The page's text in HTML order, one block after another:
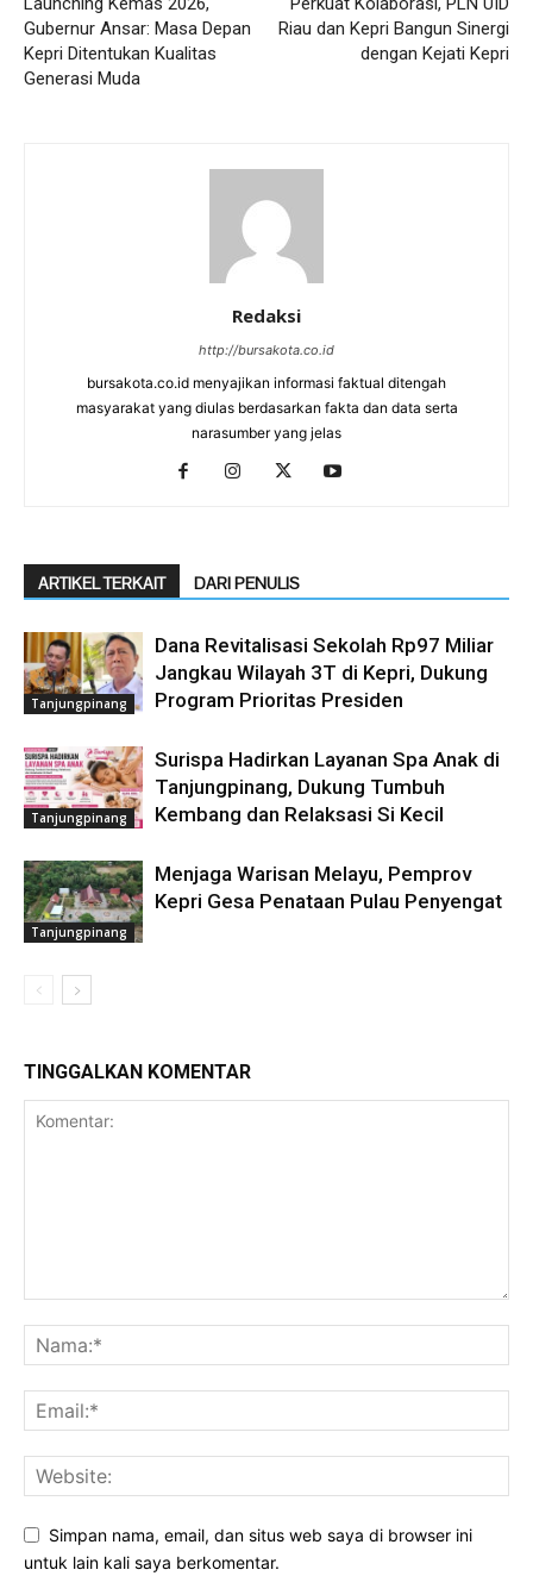
Gubernur Ansar: Masa Depan
Kepri Ditentukan Kualitas
Generasi Muda
Riau dan Kepri Bangun Sinergi
dengan Kejati Kepri
Redaksi
http://bursakota.co.id
bursakota.co.id menyajikan informasi faktual ditengah
masyarakat yang diulas berdasarkan fakta dan data serta
narasumber yang jelas
ARTIKEL TERKAIT DARI PENULIS
Tanjungpinang
Dana Revitalisasi Sekolah Rp97 Miliar
Jangkau Wilayah 3T di Kepri, Dukung
Program Prioritas Presiden
Tanjungpinang
Surispa Hadirkan Layanan Spa Anak di
Tanjungpinang, Dukung Tumbuh
Kembang dan Relaksasi Si Kecil
Tanjungpinang
Menjaga Warisan Melayu, Pemprov
Kepri Gesa Penataan Pulau Penyengat
TINGGALKAN KOMENTAR
Simpan nama, email, dan situs web saya di browser ini
untuk lain kali saya berkomentar.